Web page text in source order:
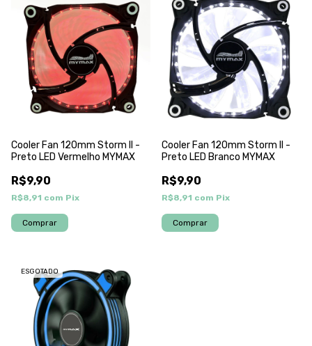
Cooler Fan 120mm Storm II -
Preto LED Vermelho MYMAX
R$9,90
R$8,91 com Pix
Cooler Fan 120mm Storm II -
Preto LED Branco MYMAX
R$9,90
R$8,91 com Pix
ESGOTADO